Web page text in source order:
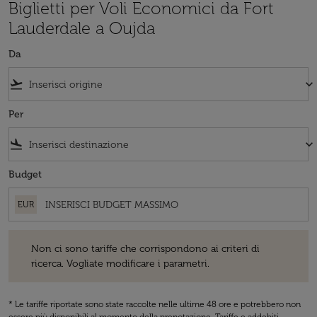
Biglietti per Voli Economici da Fort
Lauderdale a Oujda
Da
flight_takeoff keyboard_arrow_down
Per
flight_land keyboard_arrow_down
Budget
EUR
Non ci sono tariffe che corrispondono ai criteri di
ricerca. Vogliate modificare i parametri.
* Le tariffe riportate sono state raccolte nelle ultime 48 ore e potrebbero non